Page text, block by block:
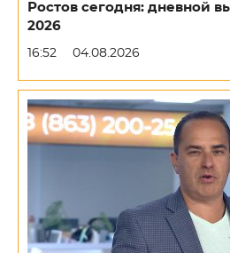
Ростов сегодня: дневной
2026
16:52 04.08.2026